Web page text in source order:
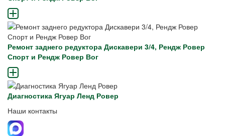
Ремонт заднего редуктора Дискавери 3/4, Рендж Ровер
Спорт и Рендж Ровер Вог
Диагностика Ягуар Ленд Ровер
Наши контакты